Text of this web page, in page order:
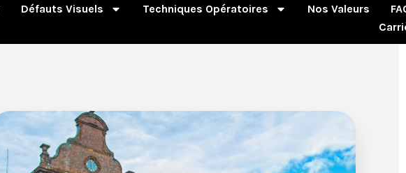
Défauts Visuels Techniques Opératoires Nos Valeurs